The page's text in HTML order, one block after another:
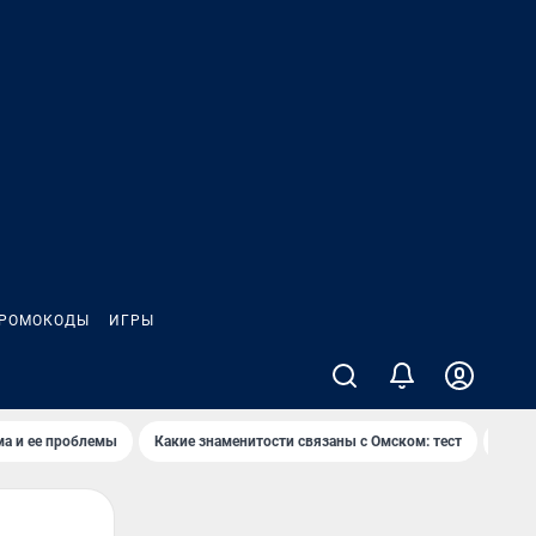
ИГРЫ
и ее проблемы Какие знаменитости связаны с Омском: тест